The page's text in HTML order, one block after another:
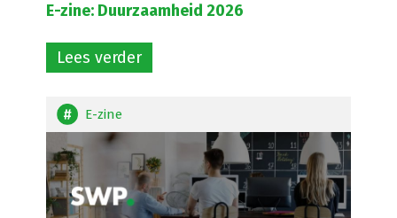
E-zine: Duurzaamheid 2026
Lees verder
E-zine